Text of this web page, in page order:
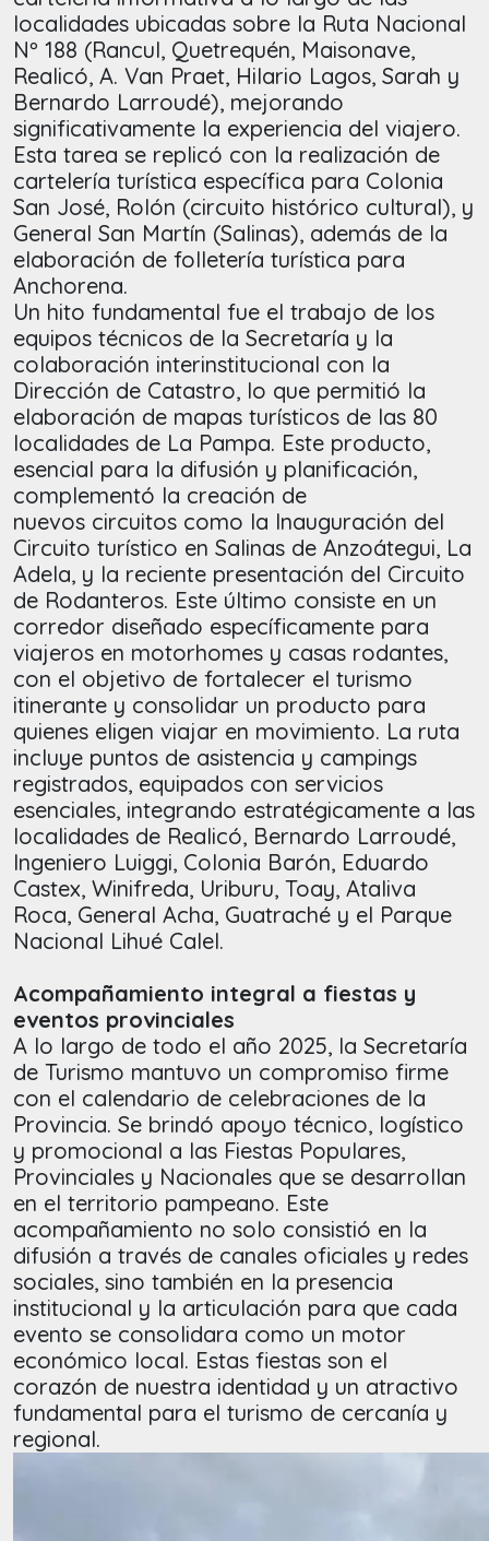
localidades ubicadas sobre la Ruta Nacional
Nº 188 (Rancul, Quetrequén, Maisonave,
Realicó, A. Van Praet, Hilario Lagos, Sarah y
Bernardo Larroudé), mejorando
significativamente la experiencia del viajero.
Esta tarea se replicó con la realización de
cartelería turística específica para Colonia
San José, Rolón (circuito histórico cultural), y
General San Martín (Salinas), además de la
elaboración de folletería turística para
Anchorena.
Un hito fundamental fue el trabajo de los
equipos técnicos de la Secretaría y la
colaboración interinstitucional con la
Dirección de Catastro, lo que permitió la
elaboración de mapas turísticos de las 80
localidades de La Pampa. Este producto,
esencial para la difusión y planificación,
complementó la creación de
nuevos circuitos como la Inauguración del
Circuito turístico en Salinas de Anzoátegui, La
Adela, y la reciente presentación del Circuito
de Rodanteros. Este último consiste en un
corredor diseñado específicamente para
viajeros en motorhomes y casas rodantes,
con el objetivo de fortalecer el turismo
itinerante y consolidar un producto para
quienes eligen viajar en movimiento. La ruta
incluye puntos de asistencia y campings
registrados, equipados con servicios
esenciales, integrando estratégicamente a las
localidades de Realicó, Bernardo Larroudé,
Ingeniero Luiggi, Colonia Barón, Eduardo
Castex, Winifreda, Uriburu, Toay, Ataliva
Roca, General Acha, Guatraché y el Parque
Nacional Lihué Calel.
Acompañamiento integral a fiestas y
eventos provinciales
A lo largo de todo el año 2025, la Secretaría
de Turismo mantuvo un compromiso firme
con el calendario de celebraciones de la
Provincia. Se brindó apoyo técnico, logístico
y promocional a las Fiestas Populares,
Provinciales y Nacionales que se desarrollan
en el territorio pampeano. Este
acompañamiento no solo consistió en la
difusión a través de canales oficiales y redes
sociales, sino también en la presencia
institucional y la articulación para que cada
evento se consolidara como un motor
económico local. Estas fiestas son el
corazón de nuestra identidad y un atractivo
fundamental para el turismo de cercanía y
regional.